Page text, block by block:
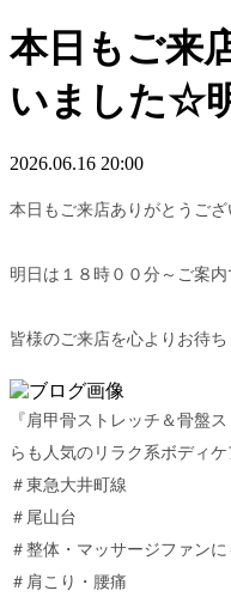
本日もご来
いました☆
2026.06.16 20:00
本日もご来店ありがとうござ
明日は１８時００分～ご案内
皆様のご来店を心よりお待ち
『肩甲骨ストレッチ＆骨盤
らも人気のリラク系ボディケ
＃東急大井町線
＃尾山台
＃整体・マッサージファン
＃肩こり・腰痛